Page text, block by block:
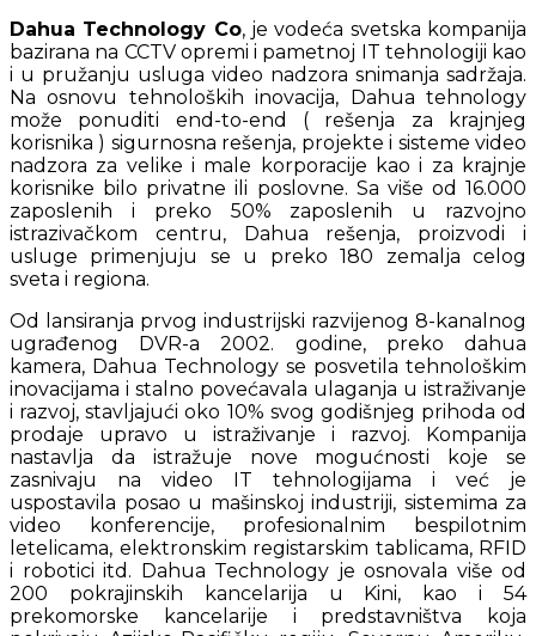
Dahua Technology Co, je vodeća svetska kompanija
bazirana na CCTV opremi i pametnoj IT tehnologiji kao
i u pružanju usluga video nadzora snimanja sadržaja.
Na osnovu tehnoloških inovacija, Dahua tehnology
može ponuditi end-to-end ( rešenja za krajnjeg
korisnika ) sigurnosna rešenja, projekte i sisteme video
nadzora za velike i male korporacije kao i za krajnje
korisnike bilo privatne ili poslovne. Sa više od 16.000
zaposlenih i preko 50% zaposlenih u razvojno
istrazivačkom centru, Dahua rešenja, proizvodi i
usluge primenjuju se u preko 180 zemalja celog
sveta i regiona.
Od lansiranja prvog industrijski razvijenog 8-kanalnog
ugrađenog DVR-a 2002. godine, preko dahua
kamera, Dahua Technology se posvetila tehnološkim
inovacijama i stalno povećavala ulaganja u istraživanje
i razvoj, stavljajući oko 10% svog godišnjeg prihoda od
prodaje upravo u istraživanje i razvoj. Kompanija
nastavlja da istražuje nove mogućnosti koje se
zasnivaju na video IT tehnologijama i već je
uspostavila posao u mašinskoj industriji, sistemima za
video konferencije, profesionalnim bespilotnim
letelicama, elektronskim registarskim tablicama, RFID
i robotici itd. Dahua Technology je osnovala više od
200 pokrajinskih kancelarija u Kini, kao i 54
prekomorske kancelarije i predstavništva koja